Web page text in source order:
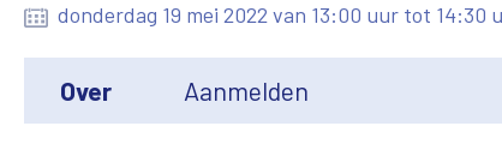
donderdag 19 mei 2022 van 13:00 uur tot 14:30
Over Aanmelden